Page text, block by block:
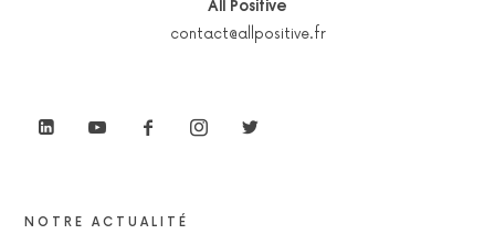
contact@allpositive.fr
NOTRE ACTUALITÉ